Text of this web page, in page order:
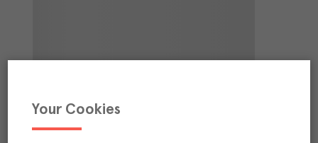
Your Cookies